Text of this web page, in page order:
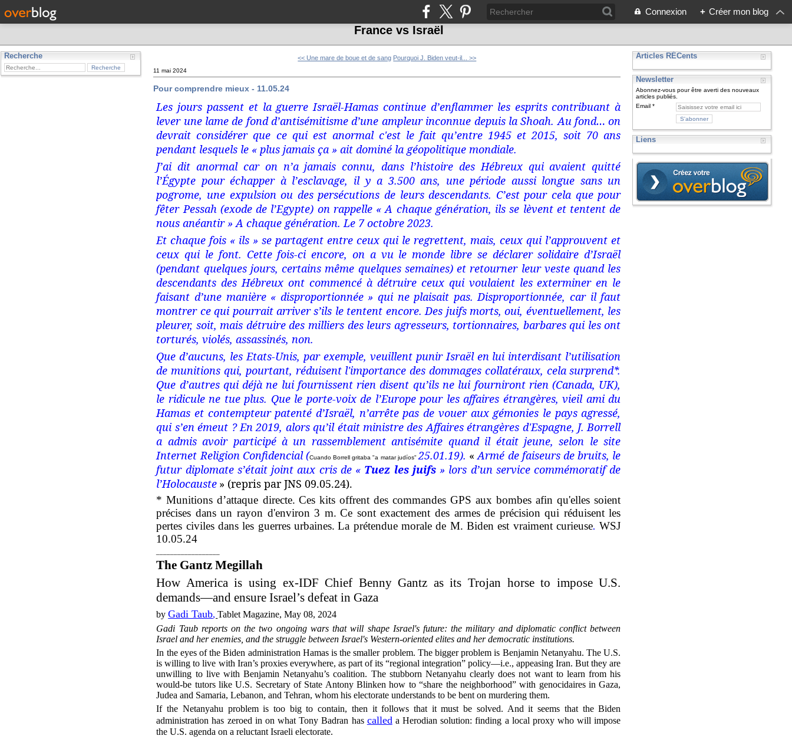
Connexion + Créer mon blog
France vs Israël
Recherche << Une mare de boue et de sang Pourquoi J. Biden veut-il... >>
11 mai 2024
Pour comprendre mieux - 11.05.24
Les jours passent et la guerre Israël-Hamas continue d’enflammer les esprits contribuant à
lever une lame de fond d’antisémitisme d’une ampleur inconnue depuis la Shoah. Au fond… on
devrait considérer que ce qui est anormal c'est le fait qu’entre 1945 et 2015, soit 70 ans
pendant lesquels le « plus jamais ça » ait dominé la géopolitique mondiale.
J’ai dit anormal car on n’a jamais connu, dans l’histoire des Hébreux qui avaient quitté
l’Égypte pour échapper à l’esclavage, il y a 3.500 ans, une période aussi longue sans un
pogrome, une expulsion ou des persécutions de leurs descendants. C’est pour cela que pour
fêter Pessah (exode de l’Egypte) on rappelle « A chaque génération, ils se lèvent et tentent de
nous anéantir» A chaque génération. Le 7 octobre 2023.
Et chaque fois « ils » se partagent entre ceux qui le regrettent, mais, ceux qui l’approuvent et
ceux qui le font. Cette fois-ci encore, on a vu le monde libre se déclarer solidaire d’Israël
(pendant quelques jours, certains même quelques semaines) et retourner leur veste quand les
descendants des Hébreux ont commencé à détruire ceux qui voulaient les exterminer en le
faisant d’une manière « disproportionnée » qui ne plaisait pas. Disproportionnée, car il faut
montrer ce qui pourrait arriver s’ils le tentent encore. Des juifs morts, oui, éventuellement, les
pleurer, soit, mais détruire des milliers des leurs agresseurs, tortionnaires, barbares qui les ont
torturés, violés, assassinés, non.
Que d’aucuns, les Etats-Unis, par exemple, veuillent punir Israël en lui interdisant l’utilisation
de munitions qui, pourtant, réduisent l'importance des dommages collatéraux, cela surprend*.
Que d’autres qui déjà ne lui fournissent rien disent qu’ils ne lui fourniront rien (Canada, UK),
le ridicule ne tue plus. Que le porte-voix de l’Europe pour les affaires étrangères, vieil ami du
Hamas et contempteur patenté d’Israël, n’arrête pas de vouer aux gémonies le pays agressé,
qui s’en émeut ? En 2019, alors qu’il était ministre des Affaires étrangères d'Espagne, J. Borrell
a admis avoir participé à un rassemblement antisémite quand il était jeune, selon le site
Internet Religion Confidencial (Cuando Borrell gritaba "a matar judíos"25.01.19). «Armé de faiseurs de bruits, le
futur diplomate s’était joint aux cris de « Tuez les juifs» lors d’un service commémoratif de
l’Holocauste » (repris par JNS 09.05.24).
* Munitions d’attaque directe. Ces kits offrent des commandes GPS aux bombes afin qu'elles soient
précises dans un rayon d'environ 3 m. Ce sont exactement des armes de précision qui réduisent les
pertes civiles dans les guerres urbaines. La prétendue morale de M. Biden est vraiment curieuse. WSJ
10.05.24
The Gantz Megillah
How America is using ex-IDF Chief Benny Gantz as its Trojan horse to impose U.S.
demands—and ensure Israel’s defeat in Gaza
byGadi Taub,Tablet Magazine, May 08, 2024
Gadi Taub reports on the two ongoing wars that will shape Israel's future: the military and diplomatic conflict between
Israel and her enemies, and the struggle between Israel's Western-oriented elites and her democratic institutions.
In the eyes of the Biden administration Hamas is the smaller problem. The bigger problem is Benjamin Netanyahu. The U.S.
is willing to live with Iran’s proxies everywhere, as part of its “regional integration” policy—i.e., appeasing Iran. But they are
unwilling to live with Benjamin Netanyahu’s coalition. The stubborn Netanyahu clearly does not want to learn from his
would-be tutors like U.S. Secretary of State Antony Blinken how to “share the neighborhood” with genocidaires in Gaza,
Judea and Samaria, Lebanon, and Tehran, whom his electorate understands to be bent on murdering them.
If the Netanyahu problem is too big to contain, then it follows that it must be solved. And it seems that the Biden
administration has zeroed in on what Tony Badran has called a Herodian solution: finding a local proxy who will impose
the U.S. agenda on a reluctant Israeli electorate.
Articles RÉCents
Newsletter
Abonnez-vous pour être averti des nouveaux
articles publiés.
Email
Liens